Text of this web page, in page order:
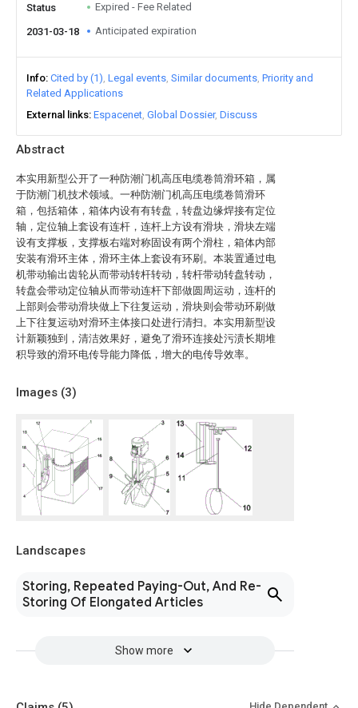
Abstract
本实用新型公开了一种防潮门机高压电缆卷筒滑环箱，属
于防潮门机技术领域。一种防潮门机高压电缆卷筒滑环
箱，包括箱体，箱体内设有有转盘，转盘边缘焊接有定位
轴，定位轴上套设有连杆，连杆上方设有滑块，滑块左端
设有支撑板，支撑板右端对称固设有两个滑柱，箱体内部
安装有滑环主体，滑环主体上套设有环刷。本装置通过电
机带动输出齿轮从而带动转杆转动，转杆带动转盘转动，
转盘会带动定位轴从而带动连杆下部做圆周运动，连杆的
上部则会带动滑块做上下往复运动，滑块则会带动环刷做
上下往复运动对滑环主体接口处进行清扫。本实用新型设
计新颖独到，清洁效果好，避免了滑环连接处污渍长期堆
积导致的滑环电传导能力降低，增大的电传导效率。
Images (3)
Landscapes
Storing, Repeated Paying-Out, And Re-
Storing Of Elongated Articles
Show more
Status Expired - Fee Related
2031-03-18 Anticipated expiration
Info Cited by (1) Legal events Similar documents Priority and
Related Applications
External links Espacenet Global Dossier Discuss